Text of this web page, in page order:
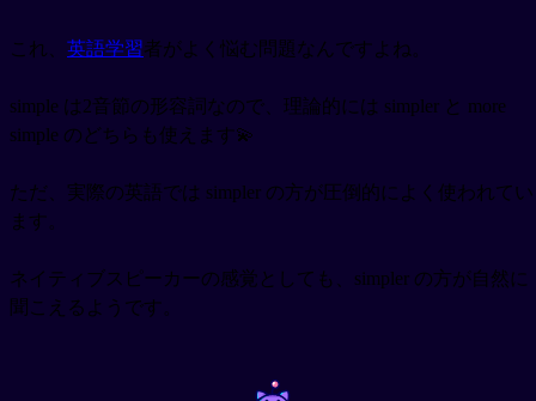
これ、 英語学習者がよく悩む問題なんですよね。
simple は2音節の形容詞なので、理論的には simpler と more
simple のどちらも使えます💫
ただ、実際の英語では simpler の方が圧倒的によく使われてい
ます。
ネイティブスピーカーの感覚としても、simpler の方が自然に
聞こえるようです。